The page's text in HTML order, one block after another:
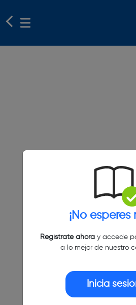
¡No esperes
Regístrate ahoray accede
a lo mejor de nuestro
Inicia